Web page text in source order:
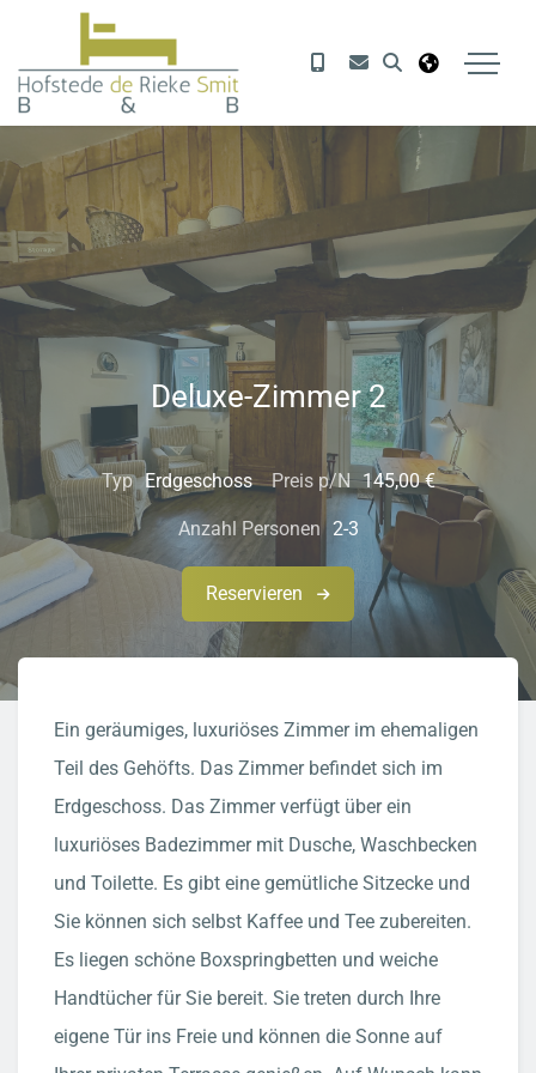
Deluxe-Zimmer 2
Typ Erdgeschoss Preis p/N 145,00 €
Anzahl Personen 2-3
Reservieren
Ein geräumiges, luxuriöses Zimmer im ehemaligen
Teil des Gehöfts. Das Zimmer befindet sich im
Erdgeschoss. Das Zimmer verfügt über ein
luxuriöses Badezimmer mit Dusche, Waschbecken
und Toilette. Es gibt eine gemütliche Sitzecke und
Sie können sich selbst Kaffee und Tee zubereiten.
Es liegen schöne Boxspringbetten und weiche
Handtücher für Sie bereit. Sie treten durch Ihre
eigene Tür ins Freie und können die Sonne auf